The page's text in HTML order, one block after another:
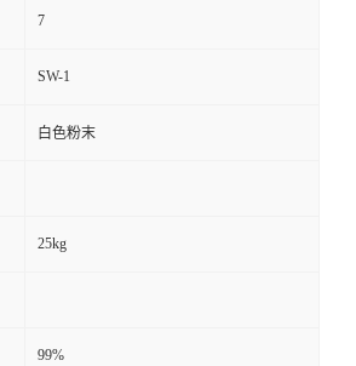
7
SW-1
白色粉末
25kg
99%